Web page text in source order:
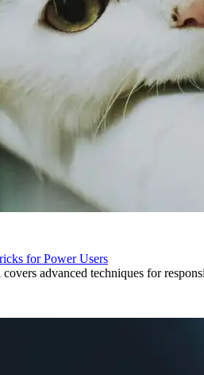
for Power Users
advanced techniques for